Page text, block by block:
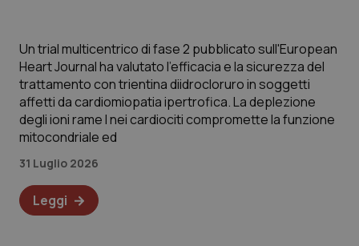
Un trial multicentrico di fase 2 pubblicato sull'European
Heart Journal ha valutato l'efficacia e la sicurezza del
trattamento con trientina diidrocloruro in soggetti
affetti da cardiomiopatia ipertrofica. La deplezione
degli ioni rame I nei cardiociti compromette la funzione
mitocondriale ed
31 Luglio 2026
Leggi